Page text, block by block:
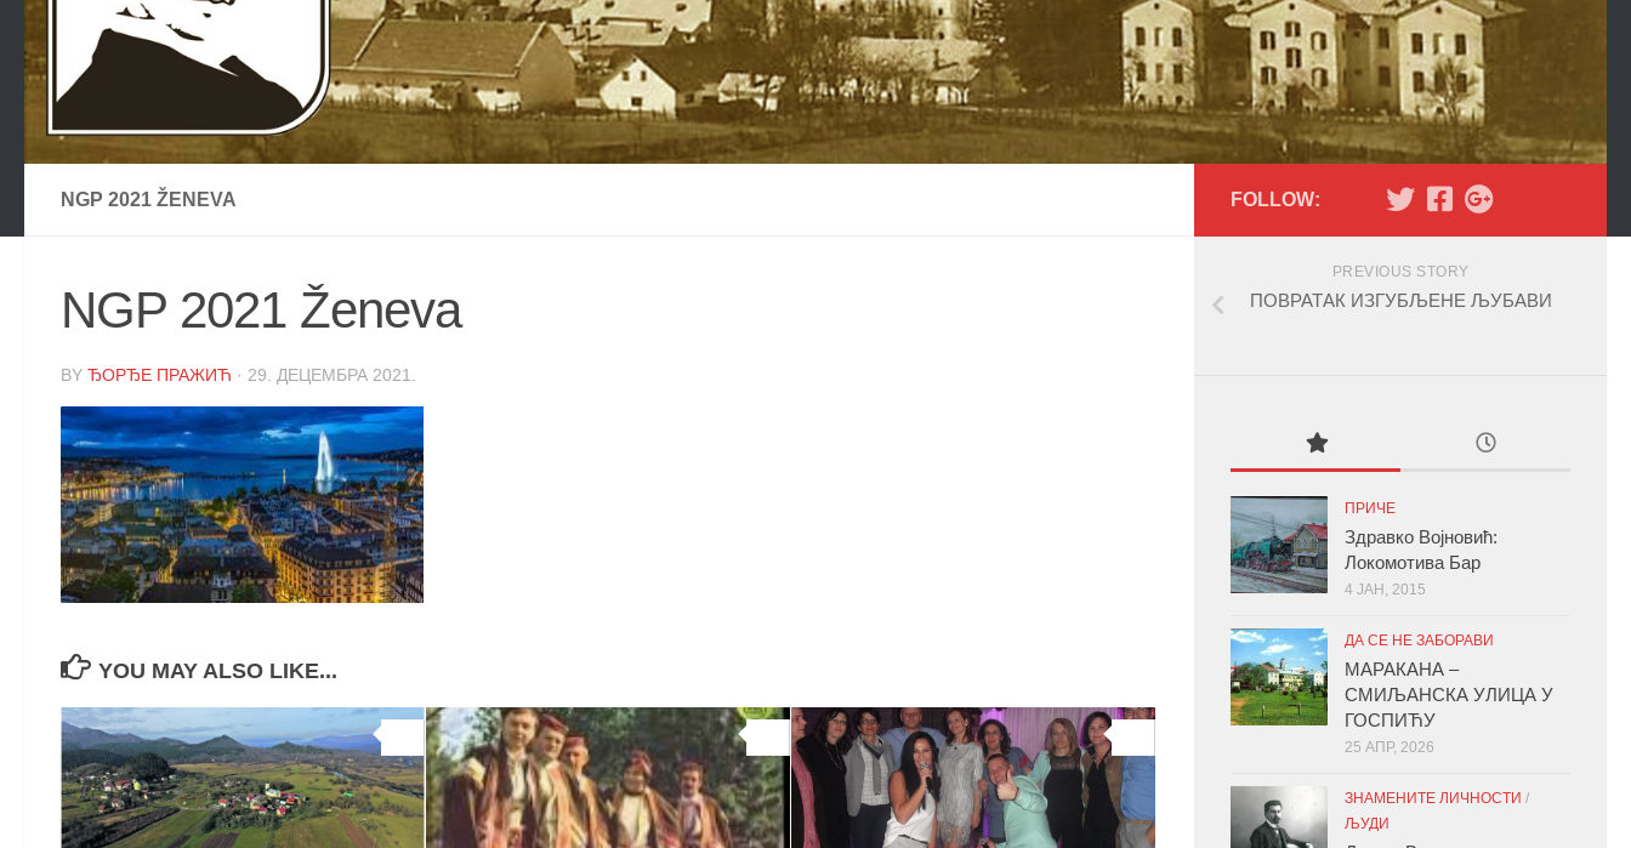
NGP 2021 ŽENEVA
NGP 2021 Ženeva
BY ЂОРЂЕ ПРАЖИЋ · 29. ДЕЦЕМБРА 2021.
YOU MAY ALSO LIKE...
FOLLOW:
PREVIOUS STORY
ПОВРАТАК ИЗГУБЉЕНЕ ЉУБАВИ
ПРИЧЕ
Здравко Војновић:
Локомотива Бар
4 ЈАН, 2015
ДА СЕ НЕ ЗАБОРАВИ
МАРАКАНА –
СМИЉАНСКА УЛИЦА У
ГОСПИЋУ
25 АПР, 2026
ЗНАМЕНИТЕ ЛИЧНОСТИ /
ЉУДИ